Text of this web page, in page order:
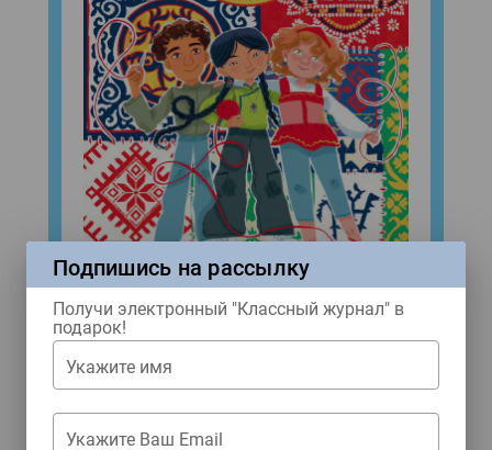
Народы России
Купить
Подпишись на рассылку
Получи электронный "Классный журнал" в
подарок!
Укажите имя
Укажите Ваш Email